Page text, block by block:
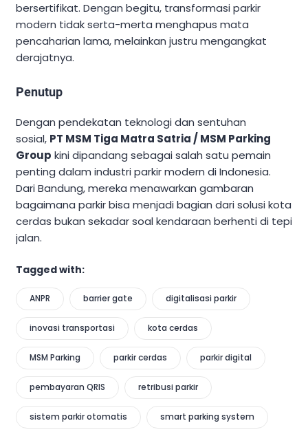
bersertifikat. Dengan begitu, transformasi parkir
modern tidak serta-merta menghapus mata
pencaharian lama, melainkan justru mengangkat
derajatnya.
Penutup
Dengan pendekatan teknologi dan sentuhan
sosial, PT MSM Tiga Matra Satria / MSM Parking
Group kini dipandang sebagai salah satu pemain
penting dalam industri parkir modern di Indonesia.
Dari Bandung, mereka menawarkan gambaran
bagaimana parkir bisa menjadi bagian dari solusi kota
cerdas bukan sekadar soal kendaraan berhenti di tepi
jalan.
Tagged with:
ANPR barrier gate digitalisasi parkir
inovasi transportasi kota cerdas
MSM Parking parkir cerdas parkir digital
pembayaran QRIS retribusi parkir
sistem parkir otomatis smart parking system